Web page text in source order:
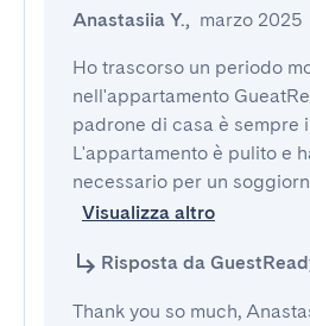
Anastasiia Y., marzo 2025
Ho trascorso un periodo
nell'appartamento
padrone di casa è sempre
L'appartamento è pulito e
necessario per un
Visualizza altro
Risposta da
Thank you so much,